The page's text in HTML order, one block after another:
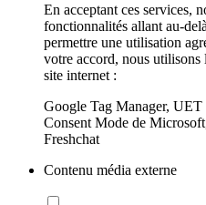
En acceptant ces services,
fonctionnalités allant au-
permettre une utilisation
votre accord, nous utilisons
site internet :
Google Tag Manager,
Consent Mode de
Freshchat
Contenu média externe